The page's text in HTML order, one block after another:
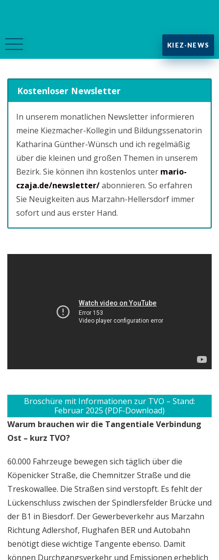
KIEZ-NEWS
Kostenloser Newsletter
In unserem monatlichen Newsletter informieren
meine Kiezmacher-Kollegin und Bildungssenatorin
Katharina Günther-Wünsch und ich regelmäßig
über die kleinen und großen Themen in unserem
Bezirk. Sie können ihn kostenlos unter mario-
czaja.de/newsletter/abonnieren. So erfahren
Sie Neuigkeiten aus Marzahn-Hellersdorf immer
sofort und aus erster Hand.
Broschüre mit Informationen zur TVO – Stand:
Februar 2025 (PDF-Download)
Warum brauchen wir die Tangentiale Verbindung
Ost – kurz TVO?
60.000 Fahrzeuge bewegen sich täglich über die
Köpenicker Straße, die Chemnitzer Straße und die
Treskowallee. Die Straßen sind verstopft. Es fehlt der
Lückenschluss zwischen der Spindlersfelder Brücke und
der B1 in Biesdorf. Der Gewerbeverkehr aus Marzahn
Richtung Adlershof, Flughafen BER und Autobahn
benötigt diese wichtige Tangente ebenso. Damit
können Durchgangsverkehr und Emissionen erheblich